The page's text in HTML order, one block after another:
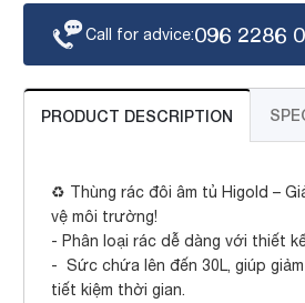
Call for advice:096 2286
PRODUCT DESCRIPTION
♻ Thùng rác đôi âm tủ Higold –
vệ môi trường!
- Phân loại rác dễ dàng với thiết
- Sức chứa lên đến 30L, giúp
tiết kiệm thời gian.